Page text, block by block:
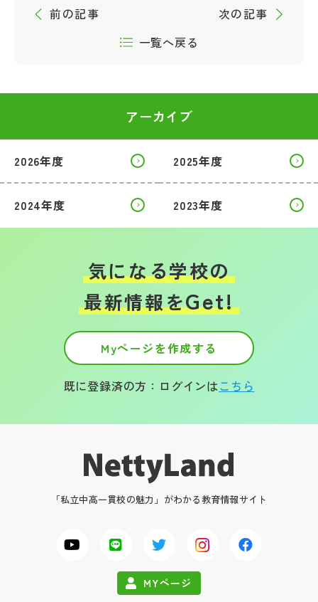
前の記事
一覧へ戻る
次の記事
アーカイブ
2026年度 2025年度
2024年度 2023年度
気になる学校の
最新情報をGet!
Myページを作成する
既に登録済の方：ログインはこちら
「私立中高一貫校の魅力」がわかる教育情報サイト
MYページ